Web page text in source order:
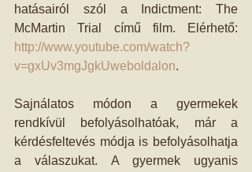
hatásairól szól a Indictment: The
http://www.youtube.com/watch?
v=gxUv3mgJgkUweboldalon.
Sajnálatos módon a gyermekek
rendkívül befolyásolhatóak, már a
kérdésfeltevés módja is befolyásolhatja
a válaszukat. A gyermek ugyanis